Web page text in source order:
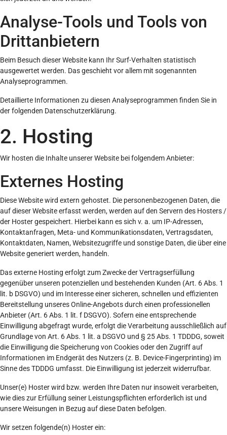
Analyse-Tools und Tools von
Dritt­anbietern
Beim Besuch dieser Website kann Ihr Surf-Verhalten statistisch
ausgewertet werden. Das geschieht vor allem mit sogenannten
Analyseprogrammen.
Detaillierte Informationen zu diesen Analyseprogrammen finden Sie in
der folgenden Datenschutzerklärung.
2. Hosting
Wir hosten die Inhalte unserer Website bei folgendem Anbieter:
Externes Hosting
Diese Website wird extern gehostet. Die personenbezogenen Daten, die
auf dieser Website erfasst werden, werden auf den Servern des Hosters /
der Hoster gespeichert. Hierbei kann es sich v. a. um IP-Adressen,
Kontaktanfragen, Meta- und Kommunikationsdaten, Vertragsdaten,
Kontaktdaten, Namen, Websitezugriffe und sonstige Daten, die über eine
Website generiert werden, handeln.
Das externe Hosting erfolgt zum Zwecke der Vertragserfüllung
gegenüber unseren potenziellen und bestehenden Kunden (Art. 6 Abs. 1
lit. b DSGVO) und im Interesse einer sicheren, schnellen und effizienten
Bereitstellung unseres Online-Angebots durch einen professionellen
Anbieter (Art. 6 Abs. 1 lit. f DSGVO). Sofern eine entsprechende
Einwilligung abgefragt wurde, erfolgt die Verarbeitung ausschließlich auf
Grundlage von Art. 6 Abs. 1 lit. a DSGVO und § 25 Abs. 1 TDDDG, soweit
die Einwilligung die Speicherung von Cookies oder den Zugriff auf
Informationen im Endgerät des Nutzers (z. B. Device-Fingerprinting) im
Sinne des TDDDG umfasst. Die Einwilligung ist jederzeit widerrufbar.
Unser(e) Hoster wird bzw. werden Ihre Daten nur insoweit verarbeiten,
wie dies zur Erfüllung seiner Leistungspflichten erforderlich ist und
unsere Weisungen in Bezug auf diese Daten befolgen.
Wir setzen folgende(n) Hoster ein: